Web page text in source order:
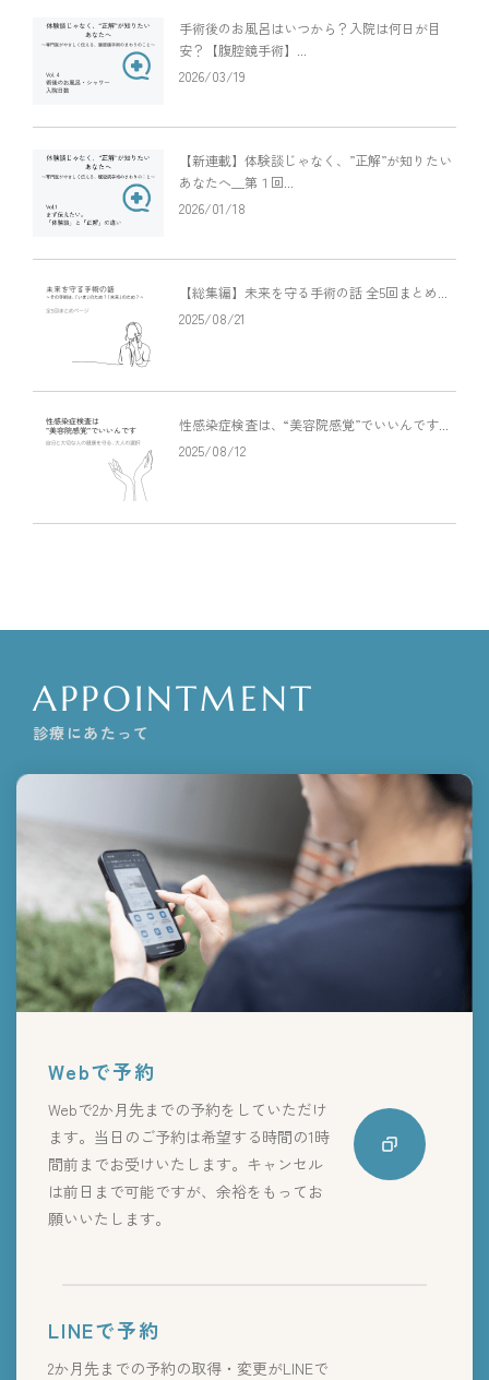
手術後のお風呂はいつから？入院は何日が目
安？【腹腔鏡手術】...
2026/03/19
【新連載】体験談じゃなく、”正解”が知りたい
あなたへ＿第１回...
2026/01/18
【総集編】未来を守る手術の話 全5回まとめ...
2025/08/21
性感染症検査は、“美容院感覚”でいいんです...
2025/08/12
APPOINTMENT
診療にあたって
Webで予約
Webで2か月先までの予約をしていただけ
ます。当日のご予約は希望する時間の1時
間前までお受けいたします。キャンセル
は前日まで可能ですが、余裕をもってお
願いいたします。
LINEで予約
2か月先までの予約の取得・変更がLINEで